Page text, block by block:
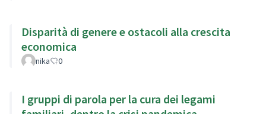
Disparità di genere e ostacoli alla crescita
economica
nika 0
I gruppi di parola per la cura dei legami